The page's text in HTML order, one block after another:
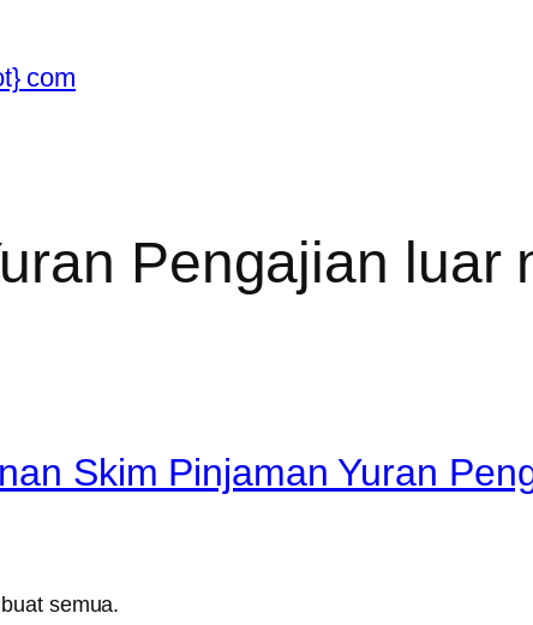
com
Pengajian luar
Skim Pinjaman Yuran
semua.